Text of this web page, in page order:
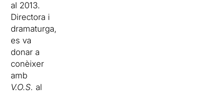
al 2013.
Directora i
dramaturga,
es va
donar a
conèixer
amb
V.O.S.al